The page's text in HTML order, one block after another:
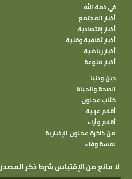
في ذمة الله
أخبار المجتمع
أخبار إقتصادية
أخبار ثقافية وفنية
أخبار رياضية
أخبار منوعة
دين ودنيا
الصحة والحياة
كتًاب عجلون
أقلام عربية
أقلام وأراء
من ذاكرة عجلون الإخبارية
لمسة وفاء
( وكالة عجلون الإخبارية ) لا مانع من الإقتباس شرط ذكر المصدر